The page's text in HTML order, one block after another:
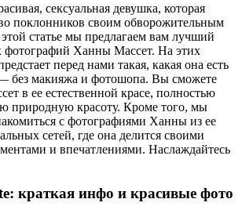
сексуальная девушка, которая
поклонников своим обворожительным
статье мы предлагаем вам лучший
фотографий Ханны Массет. На этих
перед нами такая, какая она есть
без макияжа и фотошопа. Вы сможете
в ее естественной красе, полностью
природную красоту. Кроме того, мы
с фотографиями Ханны из ее
сетей, где она делится своими
и впечатлениями. Наслаждайтесь
краткая инфо и красивые фото